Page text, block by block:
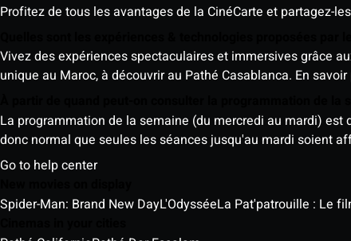
Profitez de tous les avantages de la CinéCarte et partagez-
Vivez des expériences spectaculaires et immersives grâce
unique au Maroc, à découvrir au Pathé Casablanca. En
La programmation de la semaine (du mercredi au mardi)
donc normal que seules les séances jusqu'au mardi soient
Go to help center
Spider-Man: Brand New DayL'OdysséeLa Pat'patrouille : Le